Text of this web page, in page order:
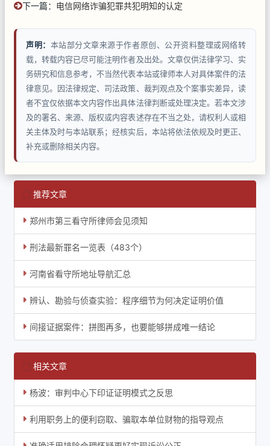
下一篇： 电信网络诈骗犯罪共犯明知的认定
声明： 本站部分文章来源于作者原创、公开资料整理或网络转
载，转载内容已尽可能注明作者及出处。文章仅供法律学习、实
务研究和信息参考，不当然代表本站或律师本人对具体案件的法
律意见。因法律规定、司法政策、裁判观点及个案事实差异，读
者不宜仅依据本文内容作出具体法律判断或处理决定。若本文涉
及的署名、来源、版权或内容表述存在不当之处，请权利人或相
关主体及时与本站联系；经核实后，本站将依法依规及时更正、
补充或删除相关内容。
推荐文章
郑州市第三看守所律师会见须知
刑法最新罪名一览表（483个）
河南省看守所地址导航汇总
辨认、勘验与侦查实验：程序细节为何决定证明价值
间接证据案件：拼图再多，也要能够拼成唯一结论
相关文章
杨波：审判中心下印证证明模式之反思
利用职务上的便利窃取、骗取本单位财物的指导观点